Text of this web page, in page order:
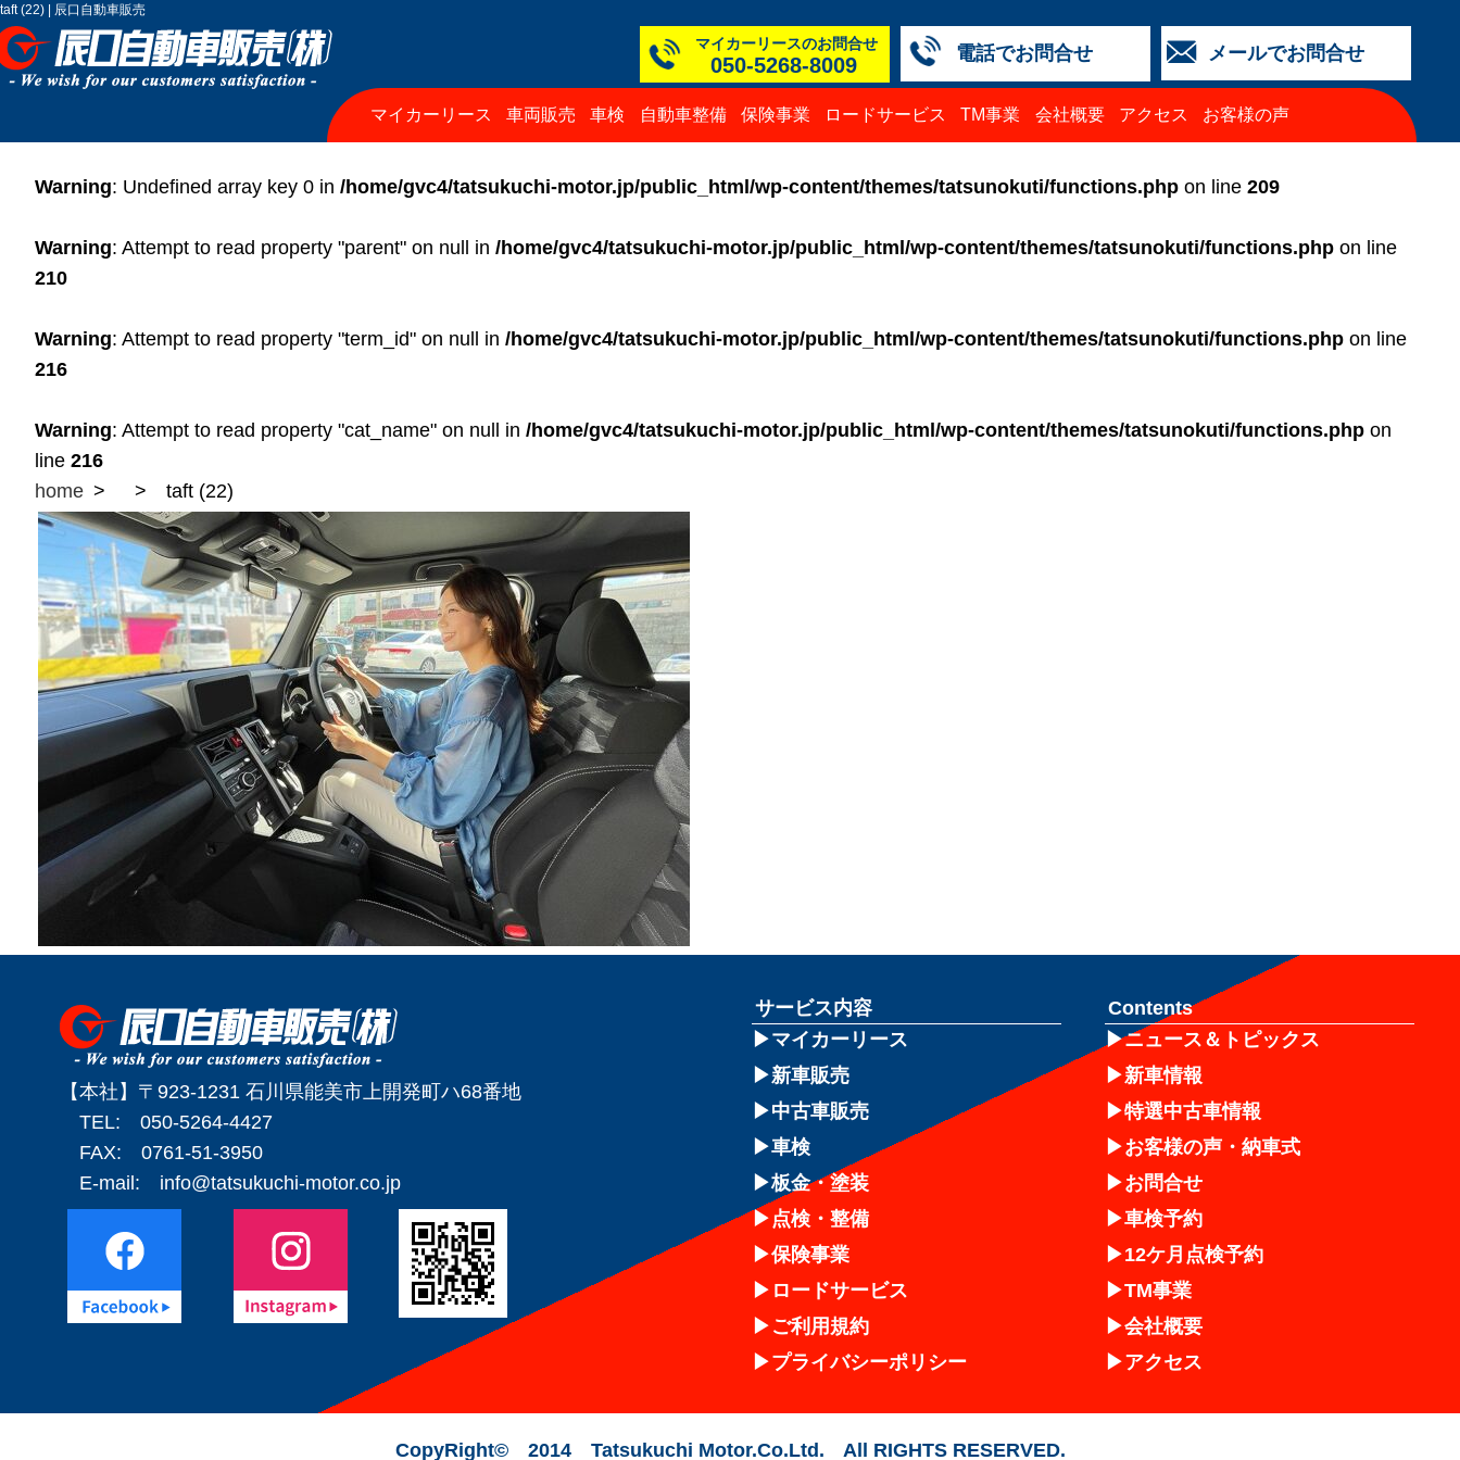
taft (22) | 辰口自動車販売
メールでお問合せ
電話でお問合せ
050-5264-4427
050-5268-8009
076-233-2318
076-255-0024
0776-33-2424
050-5264-4430
マイカーリースのお問合せ
050-5268-8009
マイカーリース 車両販売 車検 自動車整備 保険事業 ロードサービス TM事業 会社概要 アクセス お客様の声
Warning: Undefined array key 0 in /home/gvc4/tatsukuchi-motor.jp/public_html/wp-content/themes/tatsunokuti/functions.php on line 209
Warning: Attempt to read property "parent" on null in /home/gvc4/tatsukuchi-motor.jp/public_html/wp-content/themes/tatsunokuti/functions.php on line
210
Warning: Attempt to read property "term_id" on null in /home/gvc4/tatsukuchi-motor.jp/public_html/wp-content/themes/tatsunokuti/functions.php on line
216
Warning: Attempt to read property "cat_name" on null in /home/gvc4/tatsukuchi-motor.jp/public_html/wp-content/themes/tatsunokuti/functions.php on
line 216
home
taft (22)
【本社】〒923-1231 石川県能美市上開発町ハ68番地
TEL: 050-5264-4427
FAX: 0761-51-3950
E-mail: info@tatsukuchi-motor.co.jp
サービス内容
マイカーリース
新車販売
中古車販売
車検
板金・塗装
点検・整備
保険事業
ロードサービス
ご利用規約
プライバシーポリシー
Contents
ニュース＆トピックス
新車情報
特選中古車情報
お客様の声・納車式
お問合せ
車検予約
12ケ月点検予約
TM事業
会社概要
アクセス
CopyRight© 2014 Tatsukuchi Motor.Co.Ltd. All RIGHTS RESERVED.